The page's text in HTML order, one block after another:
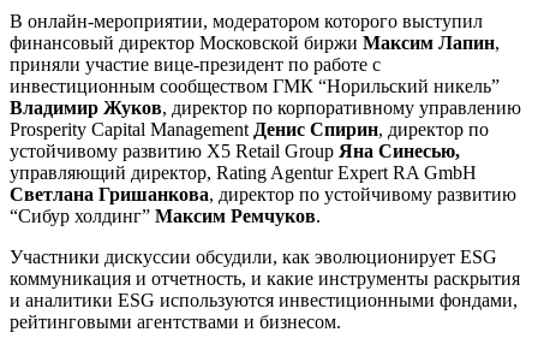
В онлайн-мероприятии, модератором которого выступил
финансовый директор Московской биржи Максим Лапин,
приняли участие вице-президент по работе с
инвестиционным сообществом ГМК “Норильский никель”
Владимир Жуков, директор по корпоративному управлению
Prosperity Capital Management Денис Спирин, директор по
устойчивому развитию X5 Retail Group Яна Синесью,
управляющий директор, Rating Agentur Expert RA GmbH
Светлана Гришанкова, директор по устойчивому развитию
“Сибур холдинг” Максим Ремчуков.
Участники дискуссии обсудили, как эволюционирует ESG
коммуникация и отчетность, и какие инструменты раскрытия
и аналитики ESG используются инвестиционными фондами,
рейтинговыми агентствами и бизнесом.